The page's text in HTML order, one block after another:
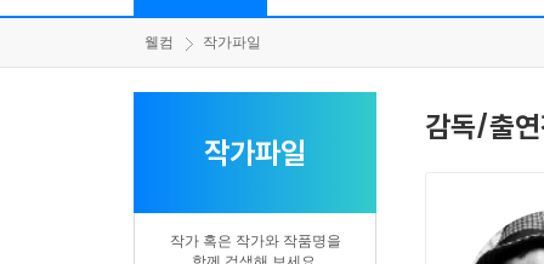
웰컴 작가파일
작가파일
작가 혹은 작가와 작품명을
감독/출